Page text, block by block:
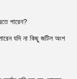
পারেন?
যদি না কিছু জটিল অংশ